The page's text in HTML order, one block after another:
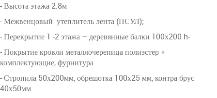
- Высота этажа 2.8м
- Межвенцовый утеплитель лента (ПСУЛ);
- Перекрытие 1 -2 этажа – деревянные балки 100х200 h-
- Покрытие кровли металлочерепица полиэстер +
комплектующие, фурнитура
- Стропила 50х200мм, обрешотка 100х25 мм, контра брус
40х50мм